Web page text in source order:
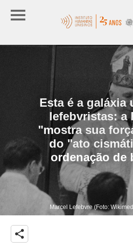
Esta é a galáxia
lefebvristas: a
"mostra sua
do "ato
ordenação de
Marcel Lefebvre (Foto:
share